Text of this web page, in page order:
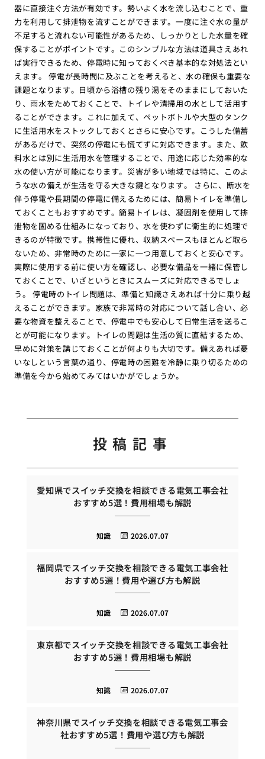
器に直接注ぐ方法が有効です。勢いよく水を流し込むことで、重
力を利用して排泄物を流すことができます。一度に注ぐ水の量が
不足すると流れない可能性があるため、しっかりとした水量を確
保することがポイントです。このシンプルな方法は道具さえあれ
ば実行できるため、停電時に知っておくべき基本的な対処法とい
えます。 停電が長時間に及ぶことを考えると、水の確保も重要な
課題となります。日頃から浴槽の残り湯をそのままにしておいた
り、雨水をためておくことで、トイレや清掃用の水として活用す
ることができます。これに加えて、ペットボトルや大型のタンク
に生活用水をストックしておくとさらに安心です。こうした備蓄
があるだけで、突然の停電にも慌てずに対応できます。また、飲
料水とは別に生活用水を管理することで、用途に応じた効率的な
水の使い方が可能になります。災害が多い地域では特に、このよ
うな水の備えが生活を守る大きな鍵となります。 さらに、断水を
伴う停電や長期間の停電に備えるためには、簡易トイレを準備し
ておくこともおすすめです。簡易トイレは、凝固剤を使用して排
泄物を固める仕組みになっており、水を使わずに衛生的に処理で
きるのが特徴です。携帯性に優れ、収納スペースもほとんど取ら
ないため、非常時のために一家に一つ用意しておくと安心です。
実際に使用する前に使い方を確認し、必要な備品を一緒に保管し
ておくことで、いざというときにスムーズに対応できるでしょ
う。 停電時のトイレ問題は、準備と知識さえあれば十分に乗り越
えることができます。家族で非常時の対応について話し合い、必
要な物資を整えることで、停電中でも安心して日常生活を送るこ
とが可能になります。トイレの問題は生活の質に直結するため、
早めに対策を講じておくことが何よりも大切です。備えあれば憂
いなしという言葉の通り、停電時の困難を冷静に乗り切るための
準備を今から始めてみてはいかがでしょうか。
投稿記事
愛知県でスイッチ交換を相談できる電気工事会社
おすすめ5選！費用相場も解説
2026.07.07
知識
福岡県でスイッチ交換を相談できる電気工事会社
おすすめ5選！費用や選び方も解説
2026.07.07
知識
東京都でスイッチ交換を相談できる電気工事会社
おすすめ5選！費用相場も解説
2026.07.07
知識
神奈川県でスイッチ交換を相談できる電気工事会
社おすすめ5選！費用や選び方も解説